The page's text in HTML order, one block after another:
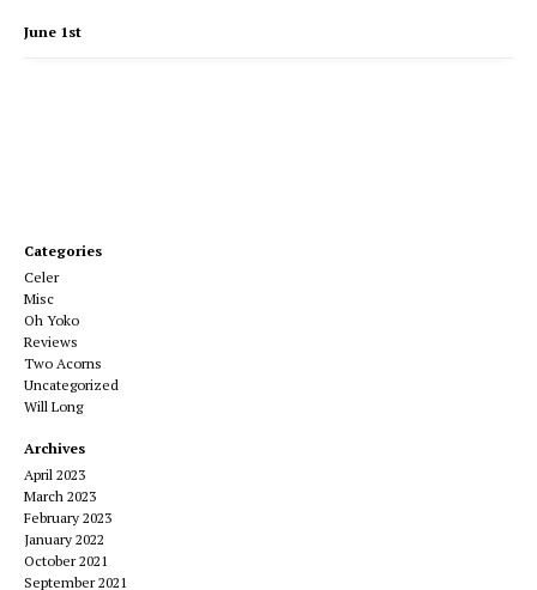
June 1st
Categories
Celer
Misc
Oh Yoko
Reviews
Two Acorns
Uncategorized
Will Long
Archives
April 2023
March 2023
February 2023
January 2022
October 2021
September 2021